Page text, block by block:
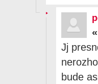
«
Jj
bude